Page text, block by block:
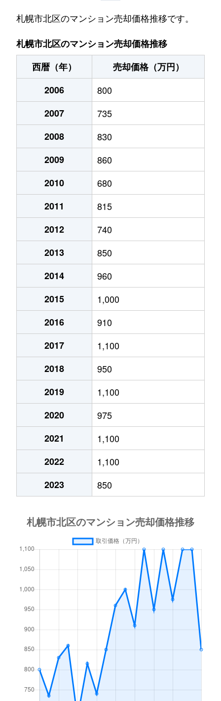
あいの里２条
550万円 あいの里教育大
あいの里２条
200万円 あいの里教育大
あいの里２条
150万円 あいの里教育大
あいの里２条
700万円
あいの里２条
250万円
あいの里２条
150万円
あいの里２条
400万円
あいの里２条
650万円
あいの里２条
550万円
あいの里２条
200万円
あいの里２条
210万円
あいの里２条
320万円
あいの里２条
100万円
あいの里２条
550万円
あいの里２条
1,600万円
あいの里２条
1,500万円
あいの里２条
100万円
あいの里２条
200万円
あいの里２条
850万円
あいの里２条
550万円
あいの里２条
600万円
あいの里２条
あいの里教育大
あいの里３条
1,300万円 あいの里教育大
あいの里公園
麻生町
2,200万円 麻生
北６条西
1,200万円 札幌(ＪＲ)
北７条西
610万円
北７条西
2,300万円
北７条西
4,000万円
札幌市北区のマンション売却価格推移です。
札幌市北区のマンション売却価格推移
西暦（年）
売却価格（万円）
2006
800
2007
735
2008
830
2009
860
2010
680
2011
815
2012
740
2013
850
2014
960
2015
1,000
2016
910
2017
1,100
2018
950
2019
1,100
2020
975
2021
1,100
2022
1,100
2023
850